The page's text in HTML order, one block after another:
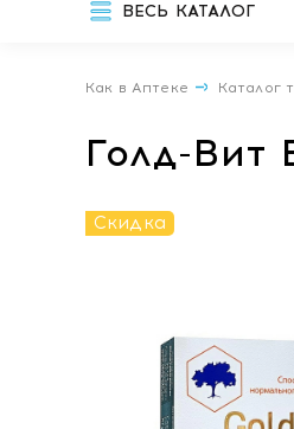
ВЕСЬ КАТАЛОГ
Как в Аптеке Каталог
Голд-
Скидка